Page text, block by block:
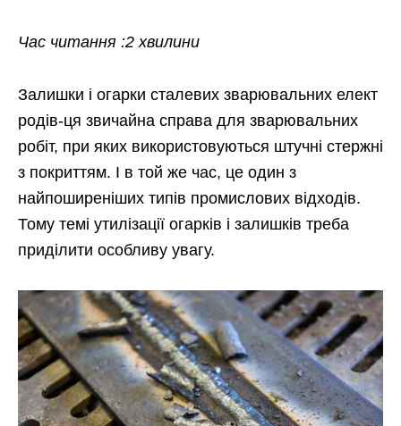
Час читання :2 хвилини
Залишки і огарки сталевих зварювальних елект
родів-ця звичайна справа для зварювальних
робіт, при яких використовуються штучні стержні
з покриттям. І в той же час, це один з
найпоширеніших типів промислових відходів.
Тому темі утилізації огарків і залишків треба
приділити особливу увагу.